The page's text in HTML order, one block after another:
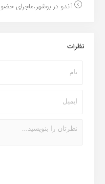
آندو در بوشهر،ماجرای
نظرات